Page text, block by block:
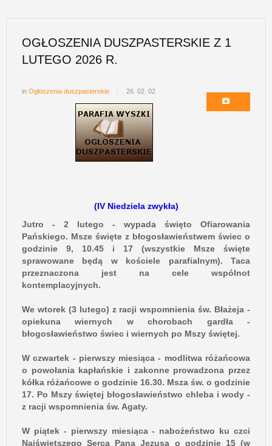
OGŁOSZENIA DUSZPASTERSKIE Z 1
LUTEGO 2026 R.
in Ogłoszenia duszpasterskie 26. 02. 02
(IV Niedziela zwykła)
Jutro - 2 lutego - wypada święto Ofiarowania
Pańskiego. Msze święte z błogosławieństwem świec o
godzinie 9, 10.45 i 17 (wszystkie Msze święte
sprawowane będą w kościele parafialnym). Taca
przeznaczona jest na cele wspólnot
kontemplacyjnych.
We wtorek (3 lutego) z racji wspomnienia św. Błażeja -
opiekuna wiernych w chorobach gardła -
błogosławieństwo świec i wiernych po Mszy świętej.
W czwartek - pierwszy miesiąca - modlitwa różańcowa
o powołania kapłańskie i zakonne prowadzona przez
kółka różańcowe o godzinie 16.30. Msza św. o godzinie
17. Po Mszy świętej błogosławieństwo chleba i wody -
z racji wspomnienia św. Agaty.
W piątek - pierwszy miesiąca - nabożeństwo ku czci
Najświętszego Serca Pana Jezusa o godzinie 15 (w